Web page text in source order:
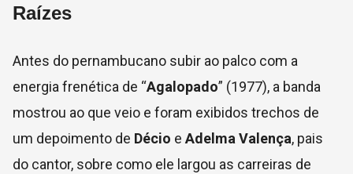
Raízes
Antes do pernambucano subir ao palco com a
energia frenética de “Agalopado” (1977), a banda
mostrou ao que veio e foram exibidos trechos de
um depoimento de Décio e Adelma Valença, pais
do cantor, sobre como ele largou as carreiras de